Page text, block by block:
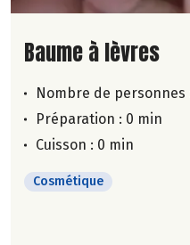
Lire la suite de la
Baume à lèvres
Nombre de personnes
Préparation : 0 min
Cuisson : 0 min
Cosmétique